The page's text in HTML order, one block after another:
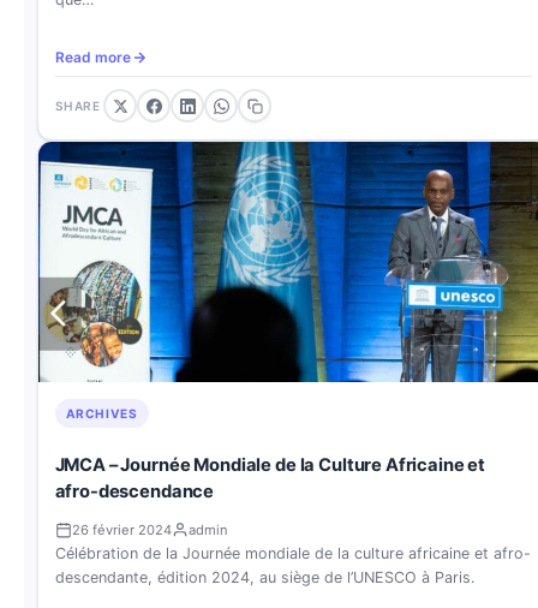
Read more
SHARE
ARCHIVES
JMCA – Journée Mondiale de la Culture Africaine et
afro-descendance
26 février 2024 admin
Célébration de la Journée mondiale de la culture africaine et afro-
descendante, édition 2024, au siège de l’UNESCO à Paris.